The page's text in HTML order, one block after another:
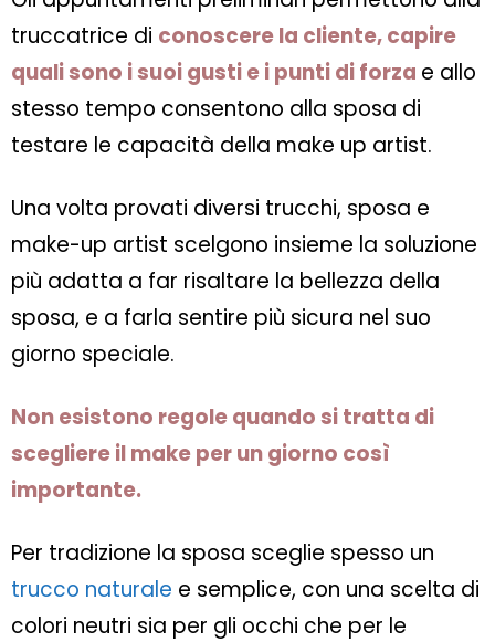
truccatrice di conoscere la cliente, capire
quali sono i suoi gusti e i punti di forza e allo
stesso tempo consentono alla sposa di
testare le capacità della make up artist.
Una volta provati diversi trucchi, sposa e
make-up artist scelgono insieme la soluzione
più adatta a far risaltare la bellezza della
sposa, e a farla sentire più sicura nel suo
giorno speciale.
Non esistono regole quando si tratta di
scegliere il make per un giorno così
importante.
Per tradizione la sposa sceglie spesso un
trucco naturale e semplice, con una scelta di
colori neutri sia per gli occhi che per le